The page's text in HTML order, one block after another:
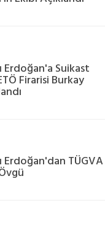
Erdoğan'a Suikast
Firarisi Burkay
Erdoğan'dan TÜGVA